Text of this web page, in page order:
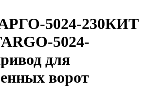
5024-230КИТ
5024-
для
ворот